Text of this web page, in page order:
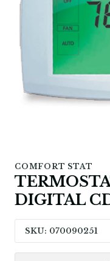
COMFORT STAT
DIGITAL
SKU: 070090251